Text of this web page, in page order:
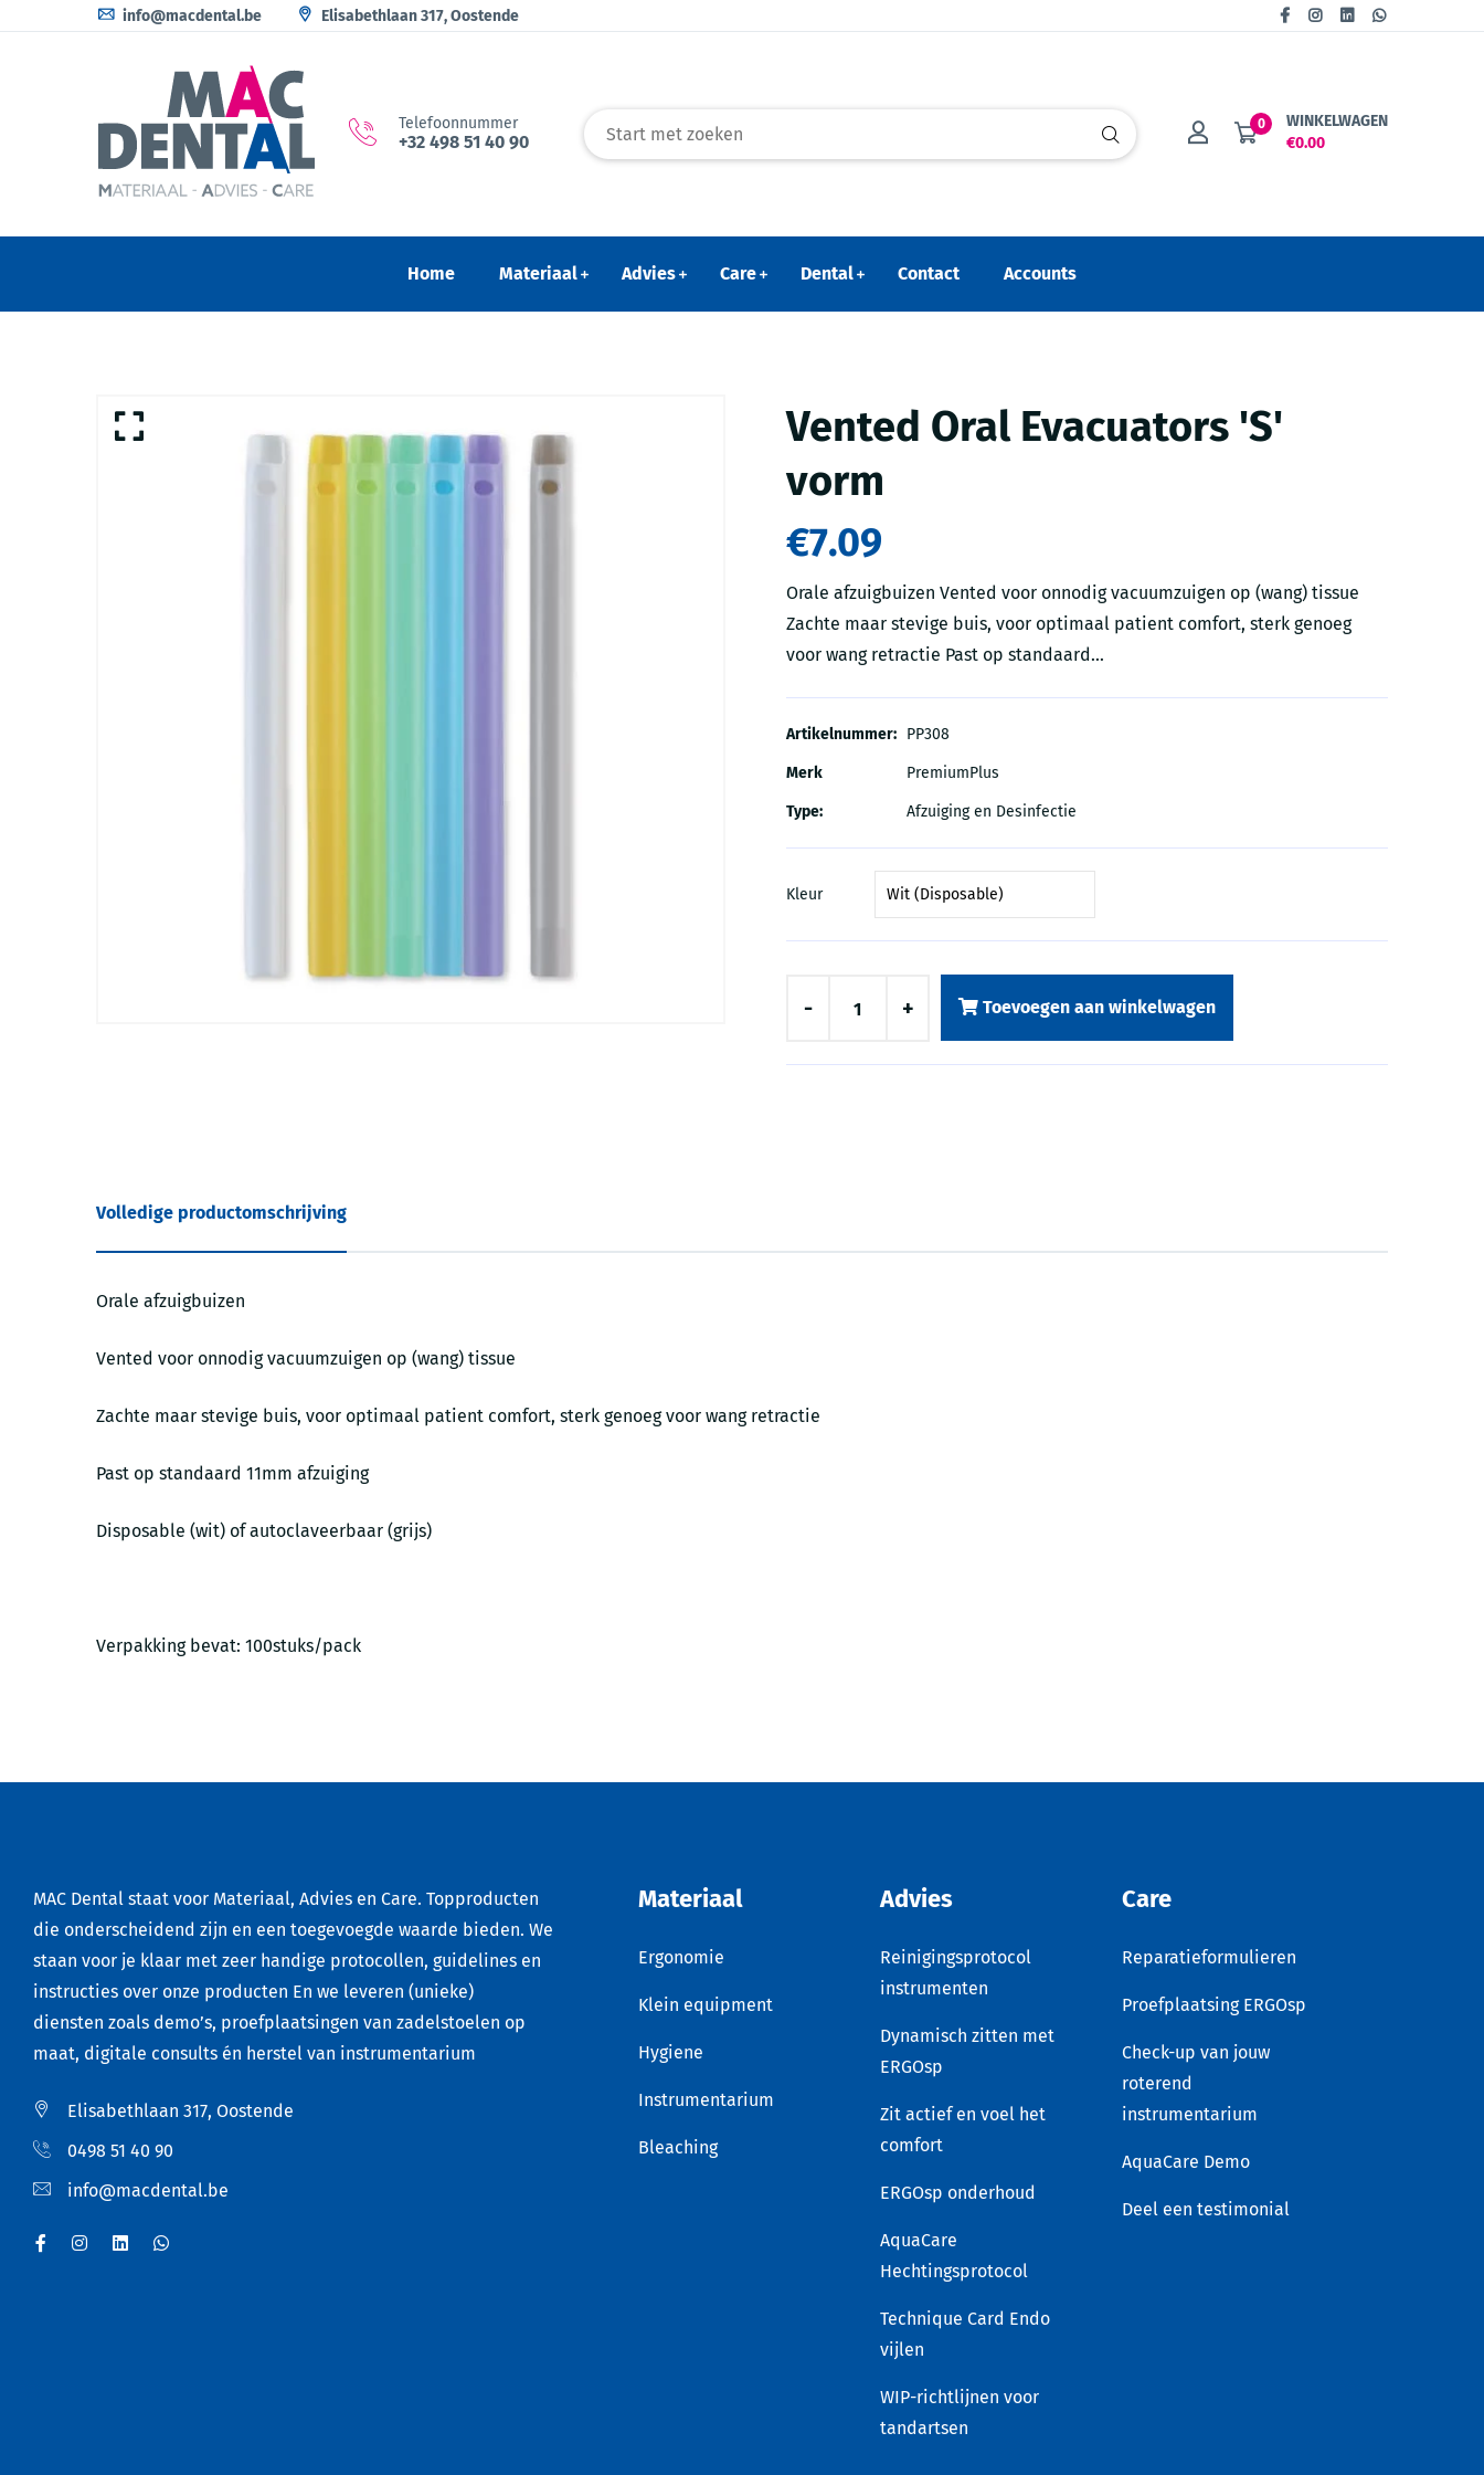
info@macdental.be Elisabethlaan 317, Oostende
Telefoonnummer
+32 498 51 40 90
0
WINKELWAGEN
€0.00
Home Materiaal Advies Care Dental Contact Accounts
Vented Oral Evacuators 'S'
vorm
€7.09
Orale afzuigbuizen Vented voor onnodig vacuumzuigen op (wang) tissue
Zachte maar stevige buis, voor optimaal patient comfort, sterk genoeg
voor wang retractie Past op standaard...
Artikelnummer: PP308
Merk PremiumPlus
Type: Afzuiging en Desinfectie
Kleur
- + Toevoegen aan winkelwagen
Volledige productomschrijving
Orale afzuigbuizen
Vented voor onnodig vacuumzuigen op (wang) tissue
Zachte maar stevige buis, voor optimaal patient comfort, sterk genoeg voor wang retractie
Past op standaard 11mm afzuiging
Disposable (wit) of autoclaveerbaar (grijs)
Verpakking bevat: 100stuks/pack
MAC Dental staat voor Materiaal, Advies en Care. Topproducten
die onderscheidend zijn en een toegevoegde waarde bieden. We
staan voor je klaar met zeer handige protocollen, guidelines en
instructies over onze producten En we leveren (unieke)
diensten zoals demo’s, proefplaatsingen van zadelstoelen op
maat, digitale consults én herstel van instrumentarium
Elisabethlaan 317, Oostende
0498 51 40 90
info@macdental.be
Materiaal
Ergonomie
Klein equipment
Hygiene
Instrumentarium
Bleaching
Advies
Reinigingsprotocol
instrumenten
Dynamisch zitten met
ERGOsp
Zit actief en voel het
comfort
ERGOsp onderhoud
AquaCare
Hechtingsprotocol
Technique Card Endo
vijlen
WIP-richtlijnen voor
tandartsen
Care
Reparatieformulieren
Proefplaatsing ERGOsp
Check-up van jouw
roterend
instrumentarium
AquaCare Demo
Deel een testimonial